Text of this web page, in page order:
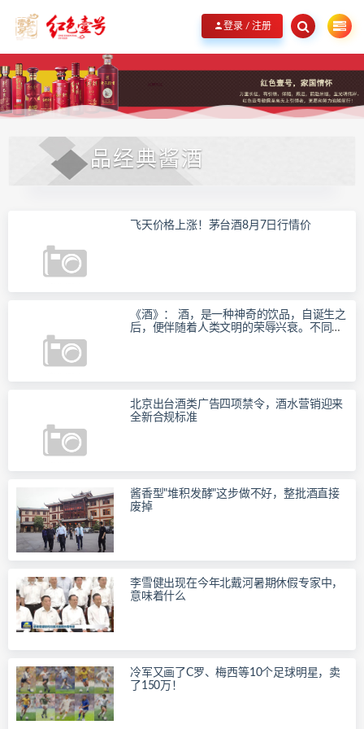
欢迎您光临红色壹号线上商城，品红色壹号，展家国情怀！ 立即加入我们
登录 / 注册
品经典酱酒
飞天价格上涨！茅台酒8月7日行情价
《酒》： 酒，是一种神奇的饮品，自诞生之
后，便伴随着人类文明的荣辱兴衰。不同的
北京出台酒类广告四项禁令，酒水营销迎来
全新合规标准
酱香型"堆积发酵"这步做不好，整批酒直接
废掉
李雪健出现在今年北戴河暑期休假专家中，
意味着什么
冷军又画了C罗、梅西等10个足球明星，卖
了150万！